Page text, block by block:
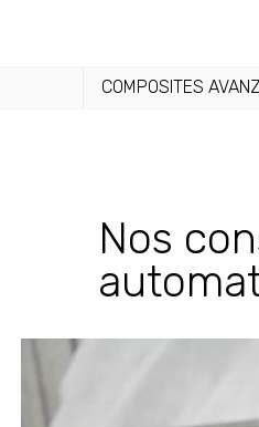
COMPOSITES
Nos